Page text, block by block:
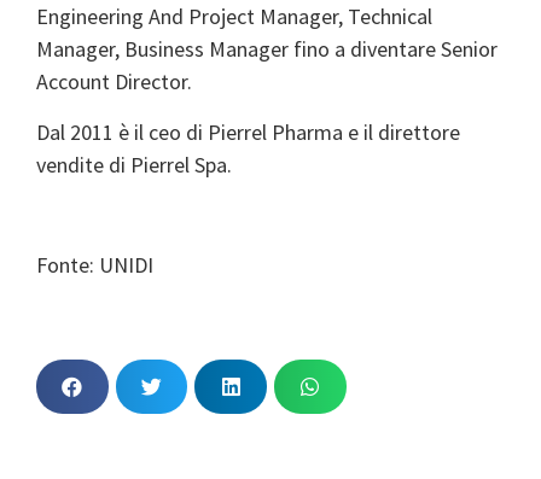
Engineering And Project Manager, Technical
Manager, Business Manager fino a diventare Senior
Account Director.
Dal 2011 è il ceo di Pierrel Pharma e il direttore
vendite di Pierrel Spa.
Fonte: UNIDI